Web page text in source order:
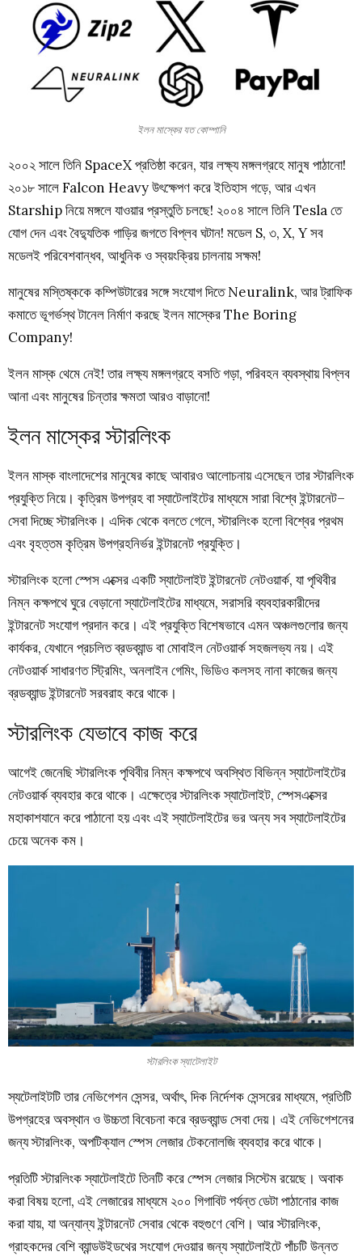
ইলন মাস্কের যত কোম্পানি
২০০২ সালে তিনি SpaceX প্রতিষ্ঠা করেন, যার লক্ষ্য মঙ্গলগ্রহে মানুষ পাঠানো!
২০১৮ সালে Falcon Heavy উৎক্ষেপণ করে ইতিহাস গড়ে, আর এখন
Starship নিয়ে মঙ্গলে যাওয়ার প্রস্তুতি চলছে! ২০০৪ সালে তিনি Tesla তে
যোগ দেন এবং বৈদ্যুতিক গাড়ির জগতে বিপ্লব ঘটান! মডেল S, ৩, X, Y সব
মডেলই পরিবেশবান্ধব, আধুনিক ও স্বয়ংক্রিয় চালনায় সক্ষম!
মানুষের মস্তিষ্ককে কম্পিউটারের সঙ্গে সংযোগ দিতে Neuralink, আর ট্রাফিক
কমাতে ভূগর্ভস্থ টানেল নির্মাণ করছে ইলন মাস্কের The Boring
Company!
ইলন মাস্ক থেমে নেই! তার লক্ষ্য মঙ্গলগ্রহে বসতি গড়া, পরিবহন ব্যবস্থায় বিপ্লব
আনা এবং মানুষের চিন্তার ক্ষমতা আরও বাড়ানো!
ইলন মাস্কের স্টারলিংক
ইলন মাস্ক বাংলাদেশের মানুষের কাছে আবারও আলোচনায় এসেছেন তার স্টারলিংক
প্রযুক্তি নিয়ে। কৃত্রিম উপগ্রহ বা স্যাটেলাইটের মাধ্যমে সারা বিশ্বে ইন্টারনেট–
সেবা দিচ্ছে স্টারলিংক। এদিক থেকে বলতে গেলে, স্টারলিংক হলো বিশ্বের প্রথম
এবং বৃহত্তম কৃত্রিম উপগ্রহনির্ভর ইন্টারনেট প্রযুক্তি।
স্টারলিংক হলো স্পেস এক্সের একটি স্যাটেলাইট ইন্টারনেট নেটওয়ার্ক, যা পৃথিবীর
নিম্ন কক্ষপথে ঘুরে বেড়ানো স্যাটেলাইটের মাধ্যমে, সরাসরি ব্যবহারকারীদের
ইন্টারনেট সংযোগ প্রদান করে। এই প্রযুক্তি বিশেষভাবে এমন অঞ্চলগুলোর জন্য
কার্যকর, যেখানে প্রচলিত ব্রডব্যান্ড বা মোবাইল নেটওয়ার্ক সহজলভ্য নয়। এই
নেটওয়ার্ক সাধারণত স্ট্রিমিং, অনলাইন গেমিং, ভিডিও কলসহ নানা কাজের জন্য
ব্রডব্যান্ড ইন্টারনেট সরবরাহ করে থাকে।
স্টারলিংক যেভাবে কাজ করে
আগেই জেনেছি স্টারলিংক পৃথিবীর নিম্ন কক্ষপথে অবস্থিত বিভিন্ন স্যাটেলাইটের
নেটওয়ার্ক ব্যবহার করে থাকে। এক্ষেত্রে স্টারলিংক স্যাটেলাইট, স্পেসএক্সের
মহাকাশযানে করে পাঠানো হয় এবং এই স্যাটেলাইটের ভর অন্য সব স্যাটেলাইটের
চেয়ে অনেক কম।
স্টারলিংক স্যাটেলাইট
স্যটেলাইটটি তার নেভিগেশন সেন্সর, অর্থাৎ, দিক নির্দেশক সেন্সরের মাধ্যমে, প্রতিটি
উপগ্রহের অবস্থান ও উচ্চতা বিবেচনা করে ব্রডব্যান্ড সেবা দেয়। এই নেভিগেশনের
জন্য স্টারলিংক, অপটিক্যাল স্পেস লেজার টেকনোলজি ব্যবহার করে থাকে।
প্রতিটি স্টারলিংক স্যাটেলাইটে তিনটি করে স্পেস লেজার সিস্টেম রয়েছে। অবাক
করা বিষয় হলো, এই লেজারের মাধ্যমে ২০০ গিগাবিট পর্যন্ত ডেটা পাঠানোর কাজ
করা যায়, যা অন্যান্য ইন্টারনেট সেবার থেকে বহুগুণে বেশি। আর স্টারলিংক,
গ্রাহকদের বেশি ব্যান্ডউইডথের সংযোগ দেওয়ার জন্য স্যাটেলাইটে পাঁচটি উন্নত